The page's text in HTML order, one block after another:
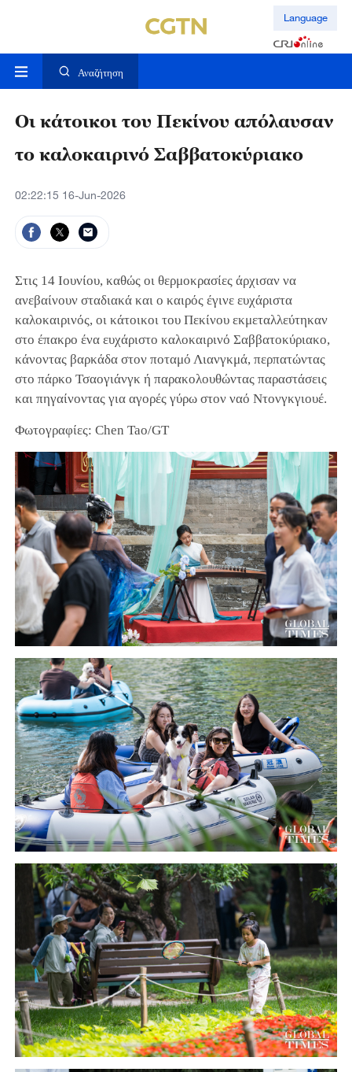
Language
Αναζήτηση
Οι κάτοικοι του Πεκίνου απόλαυσαν
το καλοκαιρινό Σαββατοκύριακο
02:22:15 16-Jun-2026
Στις 14 Ιουνίου, καθώς οι θερμοκρασίες άρχισαν να
ανεβαίνουν σταδιακά και ο καιρός έγινε ευχάριστα
καλοκαιρινός, οι κάτοικοι του Πεκίνου εκμεταλλεύτηκαν
στο έπακρο ένα ευχάριστο καλοκαιρινό Σαββατοκύριακο,
κάνοντας βαρκάδα στον ποταμό Λιανγκμά, περπατώντας
στο πάρκο Τσαογιάνγκ ή παρακολουθώντας παραστάσεις
και πηγαίνοντας για αγορές γύρω στον ναό Ντονγκγιουέ.
Φωτογραφίες: Chen Tao/GT